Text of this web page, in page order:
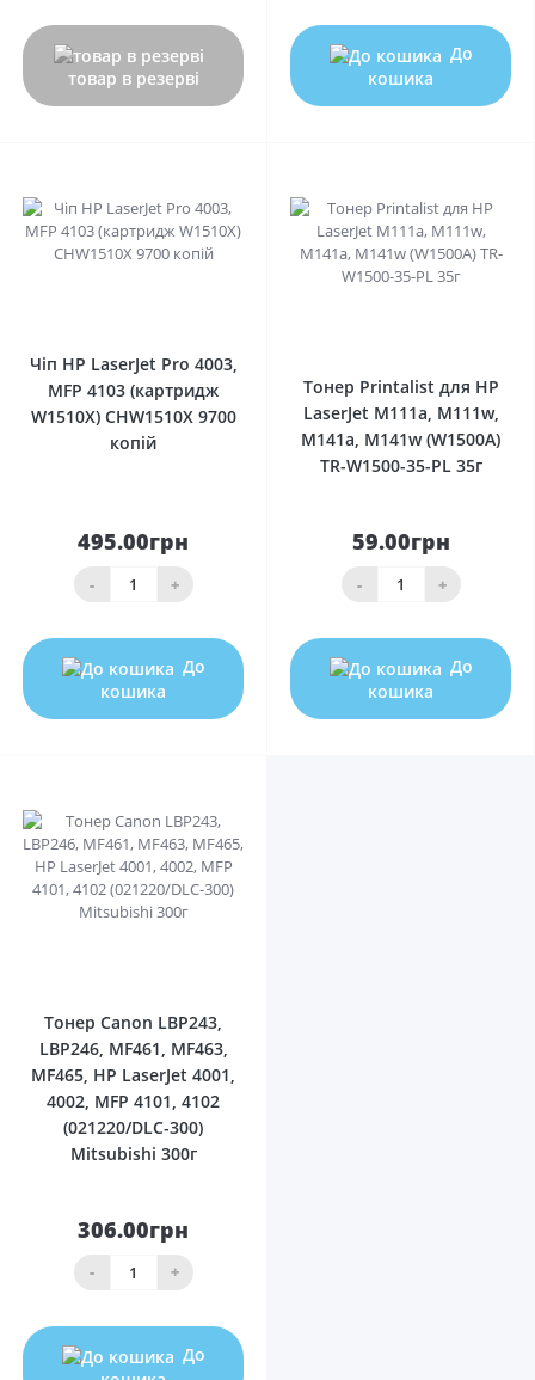
товар в резерві
До
кошика
Чіп HP LaserJet Pro 4003,
MFP 4103 (картридж
W1510X) CHW1510X 9700
копiй
495.00грн
- +
До
кошика
Тонер Printalist для HP
LaserJet M111a, M111w,
M141a, M141w (W1500A)
TR-W1500-35-PL 35г
59.00грн
- +
До
кошика
Тонер Canon LBP243,
LBP246, MF461, MF463,
MF465, HP LaserJet 4001,
4002, MFP 4101, 4102
(021220/DLC-300)
Mitsubishi 300г
306.00грн
- +
До